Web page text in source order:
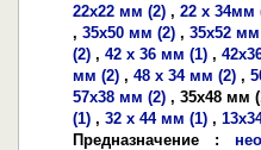
22х22 мм (2) , 22 х 34мм
, 35х50 мм (2) , 35х52 мм
(2) , 42 х 36 мм (1) ,
мм (2) , 48 х 34 мм (2) ,
57х38 мм (2) , 35х48 мм
(1) , 32 х 44 мм (1) ,
Предназначение
: